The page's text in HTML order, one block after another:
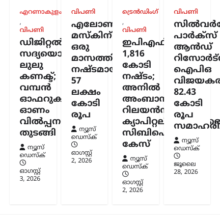
നേതാവിന്റെ സാന്നിധ്യം
കരുത്തെന്ന് ഇറാൻ
പ്രസിഡന്റ്
ന്യൂസ് ഡെസ്ക്
ഓഗസ്റ്റ്‌ 6, 2026
ഇറാന്റെ പുതിയ പരമോന്നത നേതാവായ
മൊജ്തബ ഖമേനിയുമായി നേരിട്ട്
ആശയവിനിമയം നടത്തുന്നത് നിലവിൽ
ബുദ്ധിമുട്ടേറിയതാണെങ്കിലും,
അദ്ദേഹത്തിന്റെ നേതൃത്വം രാജ്യത്തിന്
വലിയ ആത്മവിശ്വാസവും കരുത്തും
പകരുന്നതായി പ്രസിഡന്റ് മസൂദ്…
കേരളം, ട്രെൻഡിംഗ് ലേറ്റസ്റ്റ് ന്യൂസ്
സ്ത്രീയെ
കരിങ്കുപ്പായത്തിൽ
കുഴിച്ചുമൂടുന്ന പരിപാടി;
നിരോധിക്കണമെന്ന്
എറണാകുളം
,
വിപണി
ഡിജിറ്റൽ
സദ്യയൊരുക്കി
ലുലു
കണക്ട്;
വമ്പൻ
ഓഫറുകളുമായി
ഓണം
വിൽപ്പന
തുടങ്ങി
ന്യൂസ്
ഡെസ്ക്
ഓഗസ്റ്റ്‌
3, 2026
വിപണി
എലോൺ
മസ്കിന്
ഒരു
മാസത്തിനുള്ളിൽ
നഷ്ടമായത്
57
ലക്ഷം
കോടി
രൂപ
ന്യൂസ്
ഡെസ്ക്
ഓഗസ്റ്റ്‌
2, 2026
ട്രെൻഡിംഗ്
,
വിപണി
ഇപിഎഫ്ഒയ്ക്ക്
1,816
കോടി
നഷ്ടം;
അനിൽ
അംബാനിക്കും
റിലയൻസ്
സിബിഐ
കേസ്
ന്യൂസ്
ഡെസ്ക്
ഓഗസ്റ്റ്‌
2, 2026
വിപണി
പാർക്സ്
ആൻഡ്
ഐപിഒ
82.43
കോടി
രൂപ
ന്യൂസ്
ഡെസ്ക്
ജൂലൈ
28, 2026